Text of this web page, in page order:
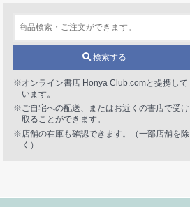
検索する
※オンライン書店 Honya Club.comと提携して
います。
※ご自宅への配送、またはお近くの書店で受け
取ることができます。
※店舗の在庫も確認できます。（一部店舗を除
く）